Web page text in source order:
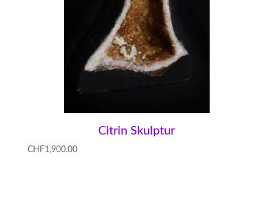
Citrin Skulptur
CHF1,900.00